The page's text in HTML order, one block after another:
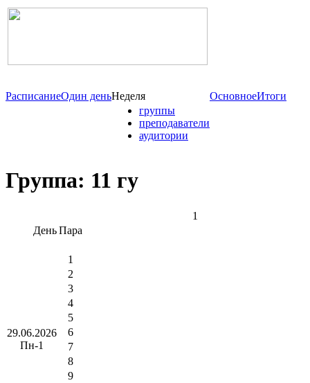
РасписаниеОдин деньНеделя ОсновноеИтоги
группы
преподаватели
аудитории
Группа: 11 гу
1
ДеньПара
29.06.2026
Пн-1
1
2
3
4
5
6
7
8
9